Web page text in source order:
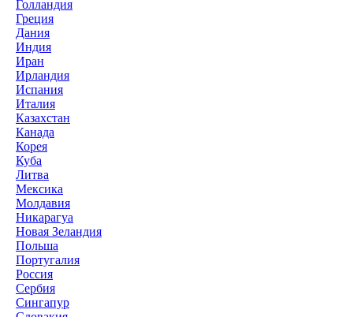
Голландия
Греция
Дания
Индия
Иран
Ирландия
Испания
Италия
Казахстан
Канада
Корея
Куба
Литва
Мексика
Молдавия
Никарагуа
Новая Зеландия
Польша
Португалия
Россия
Сербия
Сингапур